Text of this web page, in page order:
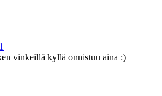
vinkeillä kyllä onnistuu aina :)